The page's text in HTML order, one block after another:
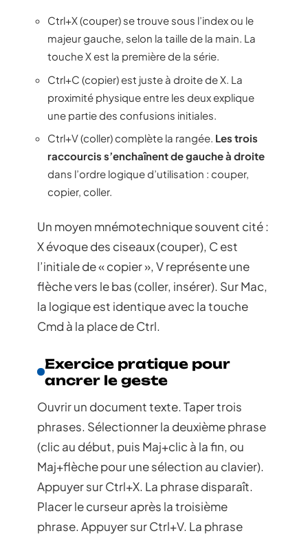
Ctrl+X (couper) se trouve sous l’index ou le
majeur gauche, selon la taille de la main. La
touche X est la première de la série.
Ctrl+C (copier) est juste à droite de X. La
proximité physique entre les deux explique
une partie des confusions initiales.
Ctrl+V (coller) complète la rangée. Les trois
raccourcis s’enchaînent de gauche à droite
dans l’ordre logique d’utilisation : couper,
copier, coller.
Un moyen mnémotechnique souvent cité :
X évoque des ciseaux (couper), C est
l’initiale de « copier », V représente une
flèche vers le bas (coller, insérer). Sur Mac,
la logique est identique avec la touche
Cmd à la place de Ctrl.
Exercice pratique pour
ancrer le geste
Ouvrir un document texte. Taper trois
phrases. Sélectionner la deuxième phrase
(clic au début, puis Maj+clic à la fin, ou
Maj+flèche pour une sélection au clavier).
Appuyer sur Ctrl+X. La phrase disparaît.
Placer le curseur après la troisième
phrase. Appuyer sur Ctrl+V. La phrase